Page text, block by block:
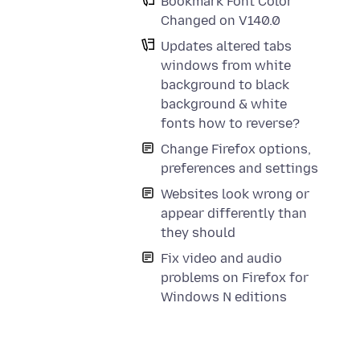
Changed on V140.0
Updates altered tabs
windows from white
background to black
background & white
fonts how to reverse?
Change Firefox options,
preferences and settings
Websites look wrong or
appear differently than
they should
Fix video and audio
problems on Firefox for
Windows N editions